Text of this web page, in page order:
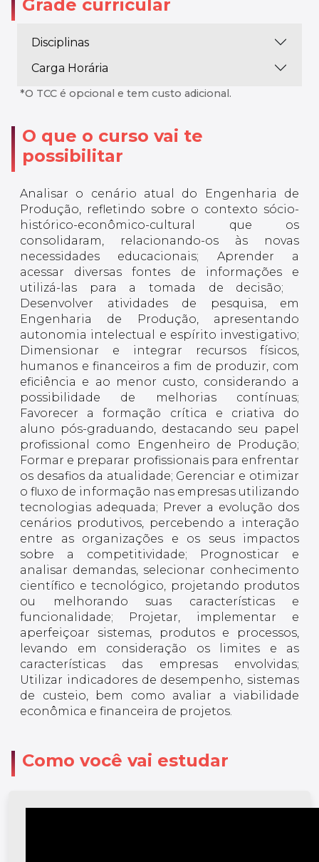
Grade curricular
Disciplinas
Carga Horária
*O TCC é opcional e tem custo adicional.
O que o curso vai te
possibilitar
Analisar o cenário atual do Engenharia de
Produção, refletindo sobre o contexto sócio-
histórico-econômico-cultural que os
consolidaram, relacionando-os às novas
necessidades educacionais; Aprender a
acessar diversas fontes de informações e
utilizá-las para a tomada de decisão;
Desenvolver atividades de pesquisa, em
Engenharia de Produção, apresentando
autonomia intelectual e espírito investigativo;
Dimensionar e integrar recursos físicos,
humanos e financeiros a fim de produzir, com
eficiência e ao menor custo, considerando a
possibilidade de melhorias contínuas;
Favorecer a formação crítica e criativa do
aluno pós-graduando, destacando seu papel
profissional como Engenheiro de Produção;
Formar e preparar profissionais para enfrentar
os desafios da atualidade; Gerenciar e otimizar
o fluxo de informação nas empresas utilizando
tecnologias adequada; Prever a evolução dos
cenários produtivos, percebendo a interação
entre as organizações e os seus impactos
sobre a competitividade; Prognosticar e
analisar demandas, selecionar conhecimento
científico e tecnológico, projetando produtos
ou melhorando suas características e
funcionalidade; Projetar, implementar e
aperfeiçoar sistemas, produtos e processos,
levando em consideração os limites e as
características das empresas envolvidas;
Utilizar indicadores de desempenho, sistemas
de custeio, bem como avaliar a viabilidade
econômica e financeira de projetos.
Como você vai estudar